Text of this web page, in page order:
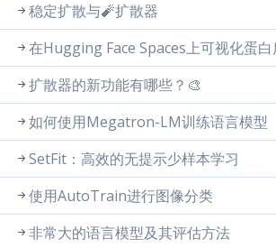
稳定扩散与🧨扩散器
在Hugging Face Spaces上可视化蛋白
扩散器的新功能有哪些？🎨
如何使用Megatron-LM训练语言模型
SetFit：高效的无提示少样本学习
使用AutoTrain进行图像分类
非常大的语言模型及其评估方法